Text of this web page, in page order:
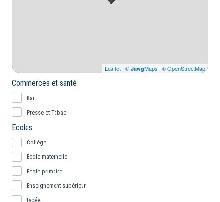
Leaflet | © JawgMaps | © OpenStreetMap
Commerces et santé
Bar
Presse et Tabac
Ecoles
Collège
École maternelle
École primaire
Enseignement supérieur
Lycée